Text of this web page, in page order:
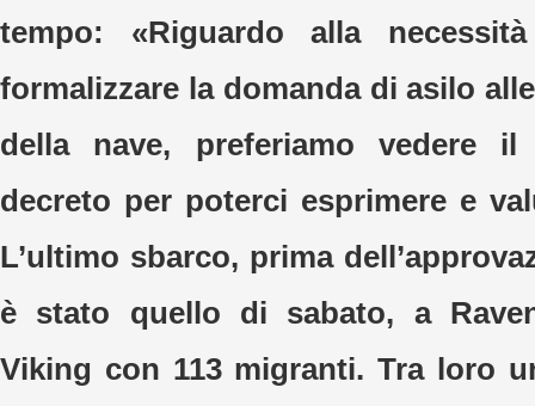
tempo: «Riguardo alla
formalizzare la domanda di asilo
della nave, preferiamo vedere
decreto per poterci esprimere e
L’ultimo sbarco, prima
è stato quello di sabato, a
Viking con 113 migranti. Tra loro